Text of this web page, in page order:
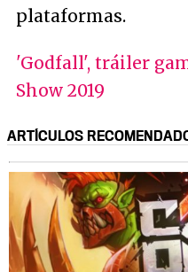
plataformas.
'Godfall', tráiler
Show 2019
ARTÍCULOS